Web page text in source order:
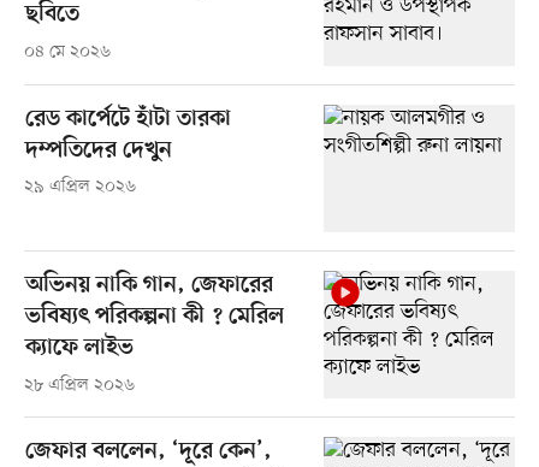
ছবিতে
০৪ মে ২০২৬
রেড কার্পেটে হাঁটা তারকা
দম্পতিদের দেখুন
২৯ এপ্রিল ২০২৬
অভিনয় নাকি গান, জেফারের
ভবিষ্যৎ পরিকল্পনা কী ? মেরিল
ক্যাফে লাইভ
২৮ এপ্রিল ২০২৬
জেফার বললেন, ‘দূরে কেন’,